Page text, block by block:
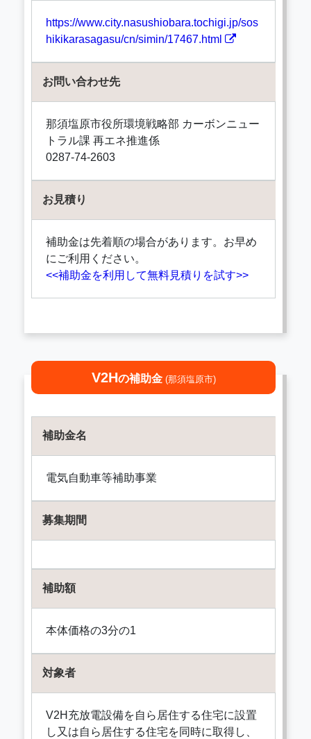
https://www.city.nasushiobara.tochigi.jp/sos
hikikarasagasu/cn/simin/17467.html
お問い合わせ先
那須塩原市役所環境戦略部 カーボンニュー
トラル課 再エネ推進係
0287-74-2603
お見積り
補助金は先着順の場合があります。お早め
にご利用ください。
<<補助金を利用して無料見積りを試す>>
V2Hの補助金 (那須塩原市)
補助金名
電気自動車等補助事業
募集期間
補助額
本体価格の3分の1
対象者
V2H充放電設備を自ら居住する住宅に設置
し又は自ら居住する住宅を同時に取得し、